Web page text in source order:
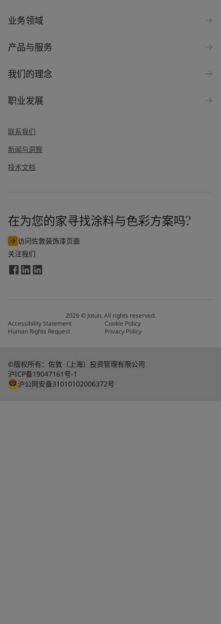
业务领域
产品与服务
我们的理念
职业发展
联系我们
新闻与洞察
技术文档
在为您的家寻找涂料与色彩方案吗?
访问佐敦装饰漆页面
关注我们
2026© Jotun. All rights reserved.
Accessibility Statement
Cookie Policy
Human Rights Request
Privacy Policy
©版权所有：佐敦（上海）投资管理有限公司
沪ICP备19047161号-1
沪公网安备31010102006372号